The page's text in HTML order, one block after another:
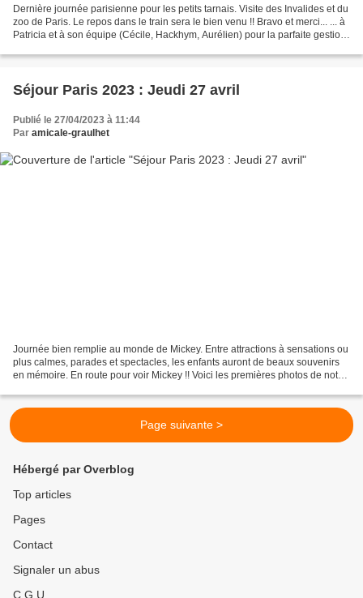
Dernière journée parisienne pour les petits tarnais. Visite des Invalides et du
zoo de Paris. Le repos dans le train sera le bien venu !! Bravo et merci... ... à
Patricia et à son équipe (Cécile, Hackhym, Aurélien) pour la parfaite gestion
Séjour Paris 2023 : Jeudi 27 avril
Publié le 27/04/2023 à 11:44
Par amicale-graulhet
Journée bien remplie au monde de Mickey. Entre attractions à sensations ou
plus calmes, parades et spectacles, les enfants auront de beaux souvenirs
en mémoire. En route pour voir Mickey !! Voici les premières photos de notre
Page suivante >
Hébergé par Overblog
Top articles
Pages
Contact
Signaler un abus
C.G.U.